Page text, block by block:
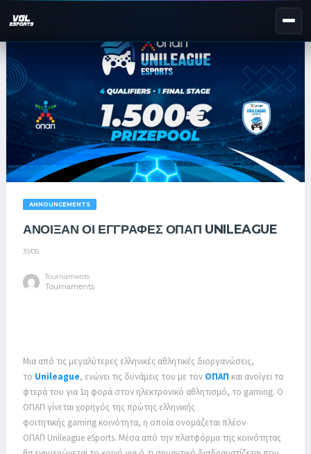
NEXT EVENT — REGISTER NOW
eKypello Elladas
EAFC27
REGISTER →
TOURNAMENTS eNATIONAL
eKYPELLO UNILEAGUE
NEWS
ANNOUNCEMENTS
ΑΝΟΙΞΑΝ ΟΙ ΕΓΓΡΑΦΕΣ ΟΠΑΠ UNILEAGUE
31/05
Tournaments
Tournaments
Μια από τις μεγαλύτερες ελληνικές αθλητικές διοργανώσεις,
το Unileague, ενώνει τις δυνάμεις του με τον ΟΠΑΠ και ανοίγει τα
φτερά του για 1η φορά στον ηλεκτρονικό αθλητισμό, το gaming. Ο
ΟΠΑΠ γίνεται χορηγός της πρώτης ελληνικής
φοιτητικής gaming κοινότητα, η οποία ονομάζεται πλέον
ΟΠΑΠ Unileague eSports. Μέσα από την πλατφόρμα της κοινότητας